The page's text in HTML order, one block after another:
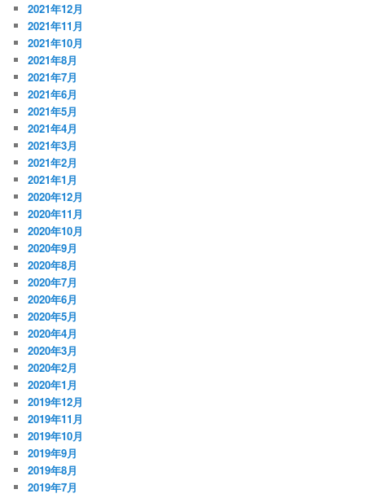
2021年12月
2021年11月
2021年10月
2021年8月
2021年7月
2021年6月
2021年5月
2021年4月
2021年3月
2021年2月
2021年1月
2020年12月
2020年11月
2020年10月
2020年9月
2020年8月
2020年7月
2020年6月
2020年5月
2020年4月
2020年3月
2020年2月
2020年1月
2019年12月
2019年11月
2019年10月
2019年9月
2019年8月
2019年7月